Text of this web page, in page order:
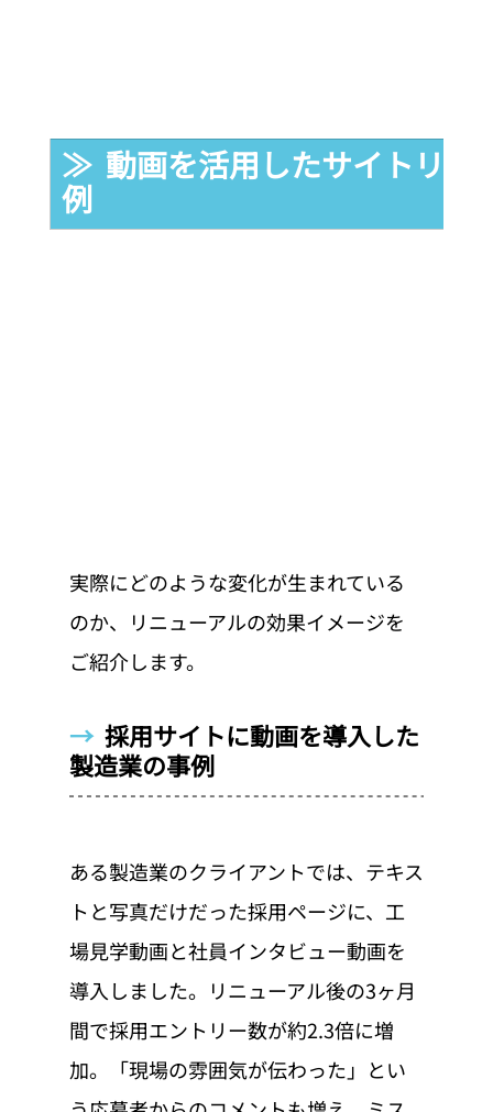
≫  動画を活用したサイトリニ
例
実際にどのような変化が生まれている
のか、リニューアルの効果イメージを
ご紹介します。
→ 採用サイトに動画を導入した
製造業の事例
ある製造業のクライアントでは、テキス
トと写真だけだった採用ページに、工
場見学動画と社員インタビュー動画を
導入しました。リニューアル後の3ヶ月
間で採用エントリー数が約2.3倍に増
加。「現場の雰囲気が伝わった」とい